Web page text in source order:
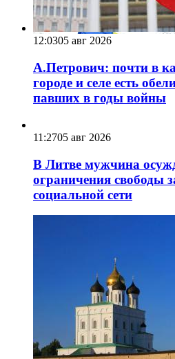
12:0305 авг 2026
А.Петрович: почти в
городе и селе есть
павших в годы войны
11:2705 авг 2026
В Литве мужчина
ограничения свободы
социальной сети